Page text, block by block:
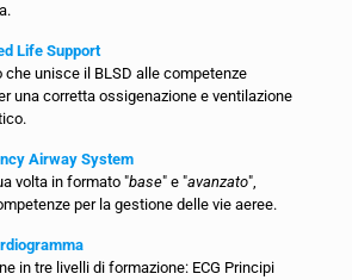
Life Support
che unisce il BLSD alle competenze
una corretta ossigenazione e ventilazione
Airway System
volta in formato "base" e "avanzato",
per la gestione delle vie aeree.
in tre livelli di formazione: ECG Principi